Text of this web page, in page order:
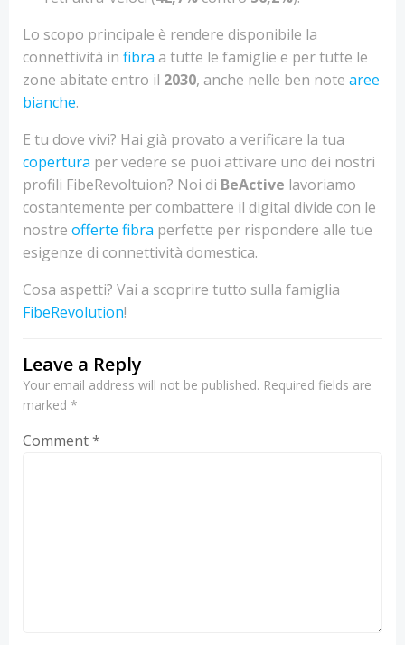
Lo scopo principale è rendere disponibile la
connettività in fibra a tutte le famiglie e per tutte le
zone abitate entro il 2030, anche nelle ben note aree
bianche.
E tu dove vivi? Hai già provato a verificare la tua
copertura per vedere se puoi attivare uno dei nostri
profili FibeRevoltuion? Noi di BeActive lavoriamo
costantemente per combattere il digital divide con le
nostre offerte fibra perfette per rispondere alle tue
esigenze di connettività domestica.
Cosa aspetti? Vai a scoprire tutto sulla famiglia
FibeRevolution!
Leave a Reply
Your email address will not be published. Required fields are
marked *
Comment*